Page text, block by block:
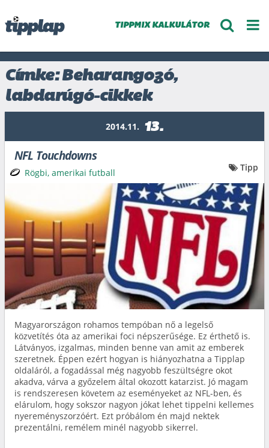
TIPPMIX KALKULÁTOR
Címke: Beharangozó,
labdarúgó-cikkek
2014.11. 13.
NFL Touchdowns
Magyarországon rohamos tempóban nő a legelső
közvetítés óta az amerikai foci népszerűsége. Ez érthető is.
Látványos, izgalmas, minden benne van amit az emberek
szeretnek. Éppen ezért hogyan is hiányozhatna a Tipplap
oldaláról, a fogadással még nagyobb feszültségre okot
akadva, várva a győzelem által okozott katarzist. Jó magam
is rendszeresen követem az eseményeket az NFL-ben, és
elárulom, hogy sokszor nagyon jókat lehet tippelni kellemes
nyereményszorzóért. Ezt próbálom én majd nektek
prezentálni, remélem minél nagyobb sikerrel.
Rögbi, amerikai futball Tipp